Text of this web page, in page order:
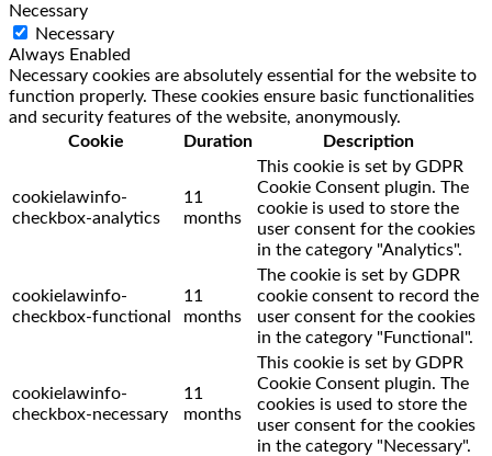
Necessary
Necessary
Always Enabled
Necessary cookies are absolutely essential for the website to
function properly. These cookies ensure basic functionalities
and security features of the website, anonymously.
Cookie
Duration Description
cookielawinfo-
checkbox-analytics
11
months
This cookie is set by GDPR
Cookie Consent plugin. The
cookie is used to store the
user consent for the cookies
in the category "Analytics".
cookielawinfo-
checkbox-functional
11
months
The cookie is set by GDPR
cookie consent to record the
user consent for the cookies
in the category "Functional".
cookielawinfo-
checkbox-necessary
11
months
This cookie is set by GDPR
Cookie Consent plugin. The
cookies is used to store the
user consent for the cookies
in the category "Necessary".